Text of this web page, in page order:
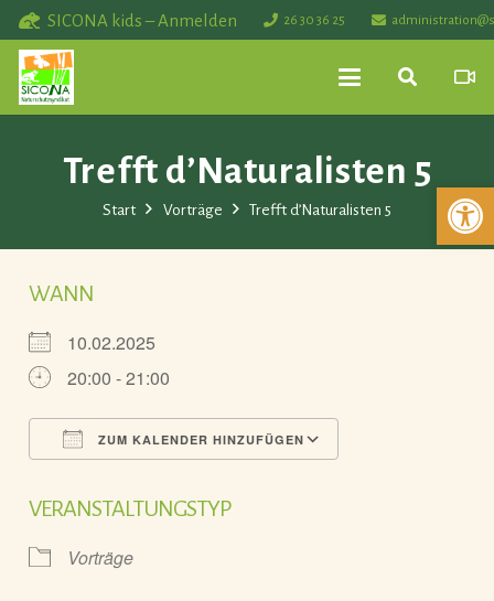
SICONA kids – Anmelden 26 30 36 25
Trefft d’Naturalisten 5
Start Vorträge Trefft d’Naturalisten 5
WANN
10.02.2025
20:00 - 21:00
ZUM KALENDER HINZUFÜGEN
VERANSTALTUNGSTYP
Vorträge